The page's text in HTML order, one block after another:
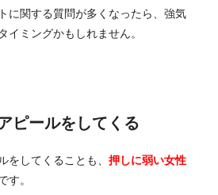
に関する質問が多くなったら、強気
イミングかもしれません。
ピールをしてくる
をしてくることも、 押しに弱い女性
す。